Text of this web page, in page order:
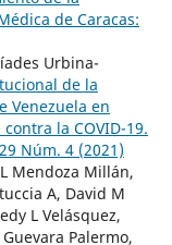
de Caracas:
Urbina-
de la
Venezuela en
la COVID-19.
Núm. 4 (2021)
Mendoza Millán,
A, David M
L Velásquez,
Palermo,